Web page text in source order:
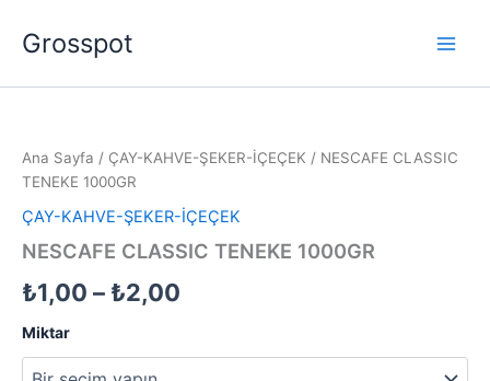
atlaGrosspot
Ana Sayfa / ÇAY-KAHVE-ŞEKER-İÇEÇEK / NESCAFE CLASSIC
TENEKE 1000GR
ÇAY-KAHVE-ŞEKER-İÇEÇEK
NESCAFE CLASSIC TENEKE 1000GR
₺1,00 – ₺2,00
aralığı:
-
₺2,00
Miktar
1000GR
adet